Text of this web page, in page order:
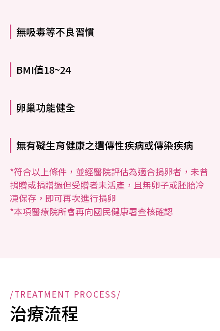
無吸毒等不良習慣
BMI值18~24
卵巢功能健全
無有礙生育健康之遺傳性疾病或傳染疾病
*符合以上條件，並經醫院評估為適合捐卵者，未曾
捐贈或捐贈過但受贈者未活產，且無卵子或胚胎冷
凍保存，即可再次進行捐卵
*本項醫療院所會再向國民健康署查核確認
/TREATMENT PROCESS/
治療流程